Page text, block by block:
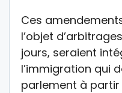
Ces
l’objet
jours, seraient
l’immigration qui
parlement à